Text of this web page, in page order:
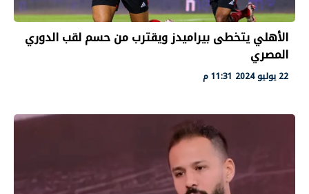
الأهلي يتخطى بيراميدز ويقترب من حسم لقب الدوري
المصري
22 يوليو 2024 11:31 م